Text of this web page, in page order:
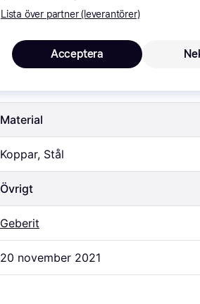
49 kr
Specifikationer
Material
Koppar, Stål
Övrigt
Geberit
20 november 2021
Lista över partner (leverantörer)
Acceptera